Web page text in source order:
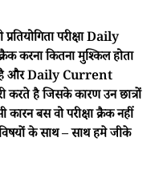
परीक्षा Daily
कितना मुश्किल होता
है और Daily Current
है जिसके कारण उन छात्रों
बस वो परीक्षा क्रैक नहीं
के साथ – साथ हमे जीके